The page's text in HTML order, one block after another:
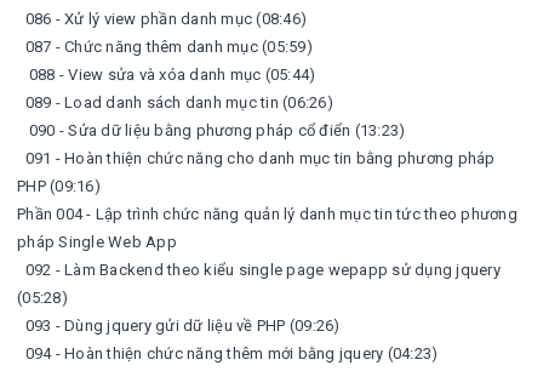
086 - Xử lý view phần danh mục (08:46)
087 - Chức năng thêm danh mục (05:59)
088 - View sửa và xóa danh mục (05:44)
089 - Load danh sách danh mục tin (06:26)
090 - Sửa dữ liệu bằng phương pháp cổ điển (13:23)
091 - Hoàn thiện chức năng cho danh mục tin bằng phương pháp
PHP (09:16)
Phần 004 - Lập trình chức năng quản lý danh mục tin tức theo phương
pháp Single Web App
092 - Làm Backend theo kiểu single page wepapp sử dụng jquery
(05:28)
093 - Dùng jquery gửi dữ liệu về PHP (09:26)
094 - Hoàn thiện chức năng thêm mới bằng jquery (04:23)